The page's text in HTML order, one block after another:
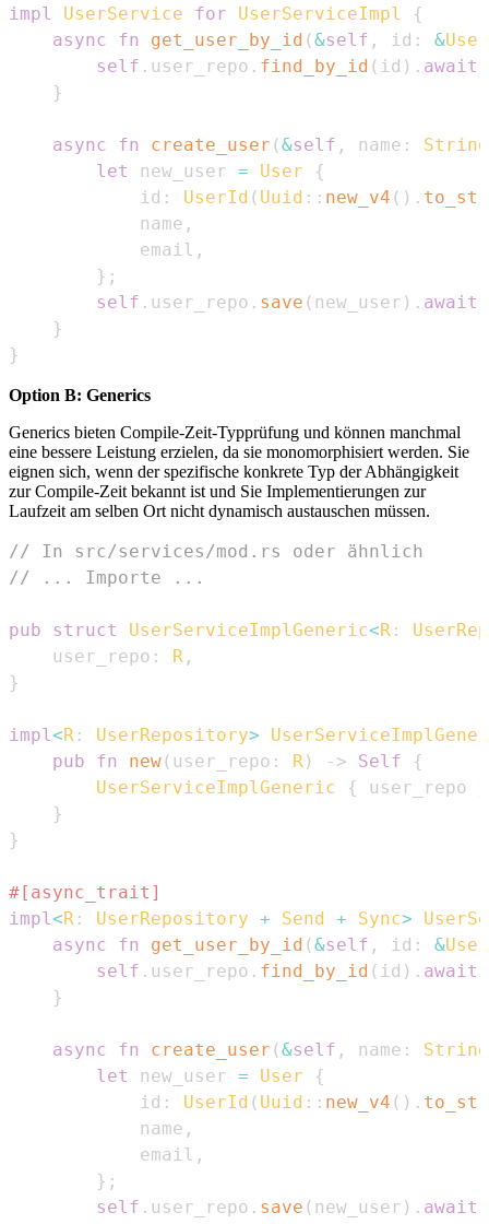
impl
UserService for UserServiceImpl
{
async
fn get_user_by_id (&self , id : &
self . user_repo . find_by_id ( id ) . await
}
async fn create_user (&self , name :
String
let
new_user = User
{
            id
: UserId ( Uuid :: new_v4 ( ) .
            name
,
            email
,
} ;
self . user_repo . save ( new_user ) . await
}
}
Option B: Generics
Generics bieten Compile-Zeit-Typprüfung und können manchmal
eine bessere Leistung erzielen, da sie monomorphisiert werden. Sie
eignen sich, wenn der spezifische konkrete Typ der Abhängigkeit
zur Compile-Zeit bekannt ist und Sie Implementierungen zur
Laufzeit am selben Ort nicht dynamisch austauschen müssen.
// In src/services/mod.rs oder ähnlich
// ... Importe ...
pub struct UserServiceImplGeneric<R :
    user_repo
: R ,
}
impl<R : UserRepository>
pub
fn new( user_repo : R) -> Self
{
UserServiceImplGeneric
{ user_repo
}
}
#[async_trait]
impl<R : UserRepository + Send + Sync>
async
fn get_user_by_id (&self , id : &
self . user_repo . find_by_id ( id ) . await
}
async fn create_user (&self , name :
String
let
new_user = User
{
            id
: UserId ( Uuid :: new_v4 ( ) .
            name
,
            email
,
} ;
self . user_repo . save ( new_user ) . await